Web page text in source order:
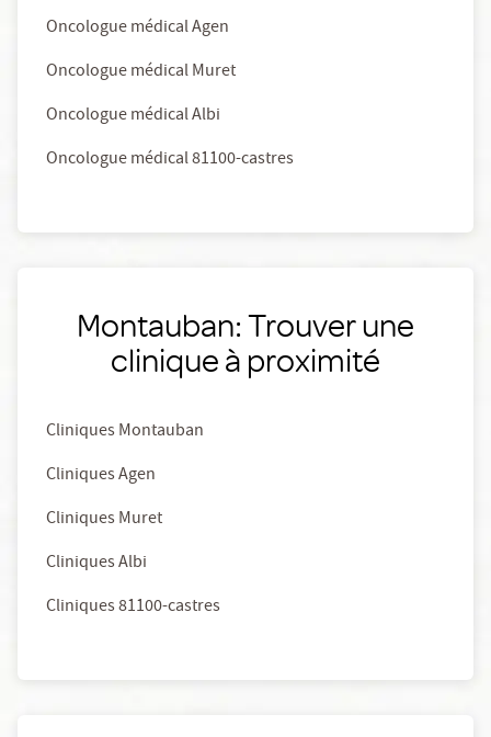
Oncologue médical Agen
Oncologue médical Muret
Oncologue médical Albi
Oncologue médical 81100-castres
Montauban: Trouver une
clinique à proximité
Cliniques Montauban
Cliniques Agen
Cliniques Muret
Cliniques Albi
Cliniques 81100-castres